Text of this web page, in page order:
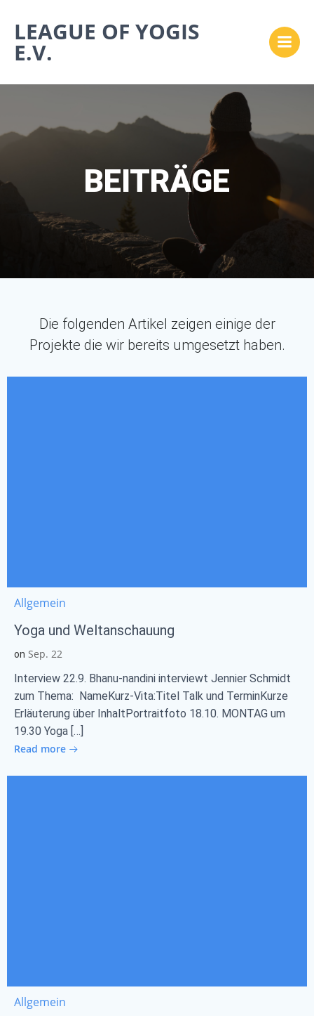
Inhalt
springen
LEAGUE OF YOGIS
E.V.
BEITRÄGE
Die folgenden Artikel zeigen einige der
Projekte die wir bereits umgesetzt haben.
Allgemein
Yoga und Weltanschauung
on Sep. 22
Interview 22.9. Bhanu-nandini interviewt Jennier Schmidt
zum Thema: NameKurz-Vita:Titel Talk und TerminKurze
Erläuterung über InhaltPortraitfoto 18.10. MONTAG um
19.30 Yoga […]
Read more
Allgemein